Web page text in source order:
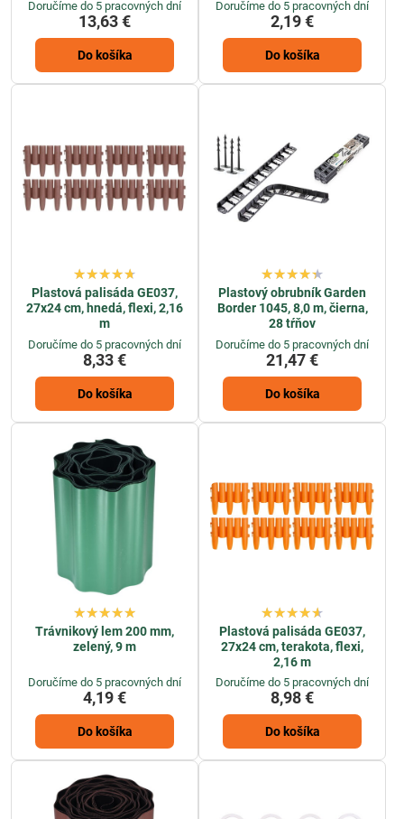
Doručíme do 5 pracovných dní
13,63 €
Do košíka
Doručíme do 5 pracovných dní
2,19 €
Do košíka
Plastová palisáda GE037,
27x24 cm, hnedá, flexi, 2,16
m
Doručíme do 5 pracovných dní
8,33 €
Do košíka
Plastový obrubník Garden
Border 1045, 8,0 m, čierna,
28 tŕňov
Doručíme do 5 pracovných dní
21,47 €
Do košíka
Trávnikový lem 200 mm,
zelený, 9 m
Doručíme do 5 pracovných dní
4,19 €
Do košíka
Plastová palisáda GE037,
27x24 cm, terakota, flexi,
2,16 m
Doručíme do 5 pracovných dní
8,98 €
Do košíka